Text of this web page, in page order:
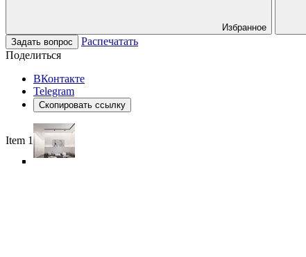
Избранное
Задать вопрос
Распечатать
Поделиться
ВКонтакте
Telegram
Скопировать ссылку
Item 1 of 6